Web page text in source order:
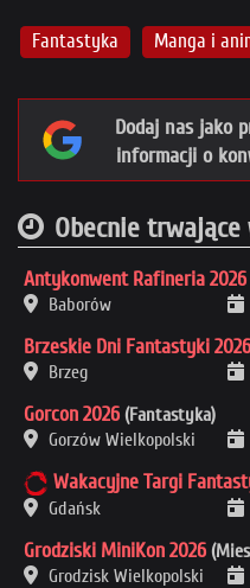
Fantastyka Manga i
Dodaj nas jako
informacji o
Obecnie
Antykonwent Rafineria 2026
Baborów
Brzeskie Dni Fantastyki 2026
Brzeg
Gorcon 2026 (Fantastyka)
Gorzów Wielkopolski
Wakacyjne Targi
Gdańsk
Grodziski MiniKon 2026
Grodzisk Wielkopolski